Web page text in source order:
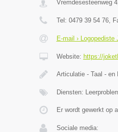
Vremdesesteenweg 4
Tel: 0479 39 54 76,
E-mail › Logopediste
Website: https://
Articulatie - Taal - en
Diensten:
Er wordt gewerkt op
Sociale media: